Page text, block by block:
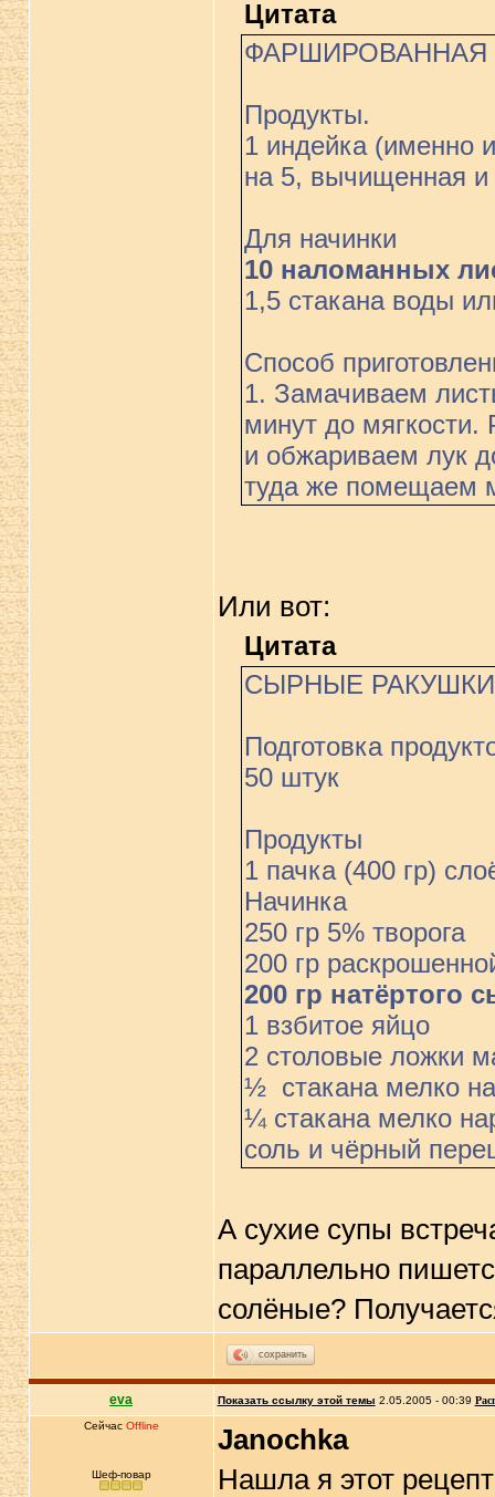
Цитата
ФАРШИРОВАННАЯ
Продукты.
1 индейка (именно
на 5, вычищенная и
Для начинки
10 наломанных
1,5 стакана воды
Способ
1. Замачиваем
минут до мягкости.
и обжариваем лук
туда же помещаем
Или вот:
Цитата
СЫРНЫЕ
Подготовка
50 штук
Продукты
1 пачка (400 гр)
Начинка
250 гр 5% творога
200 гр
200 гр натёртого
1 взбитое яйцо
2 столовые ложки
½ стакана мелко
¼ стакана мелко
соль и чёрный
А сухие супы
параллельно
солёные?
сохранить
eva Показать ссылку этой темы 2.05.2005 - 00:39
Сейчас Offline
Шеф-повар
Janochka
Нашла я этот